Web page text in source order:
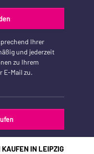
Ihrer
und jederzeit
zu Ihrem
E-Mail zu.
IN LEIPZIG